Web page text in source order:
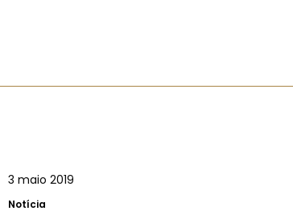
3 maio 2019
Notícia